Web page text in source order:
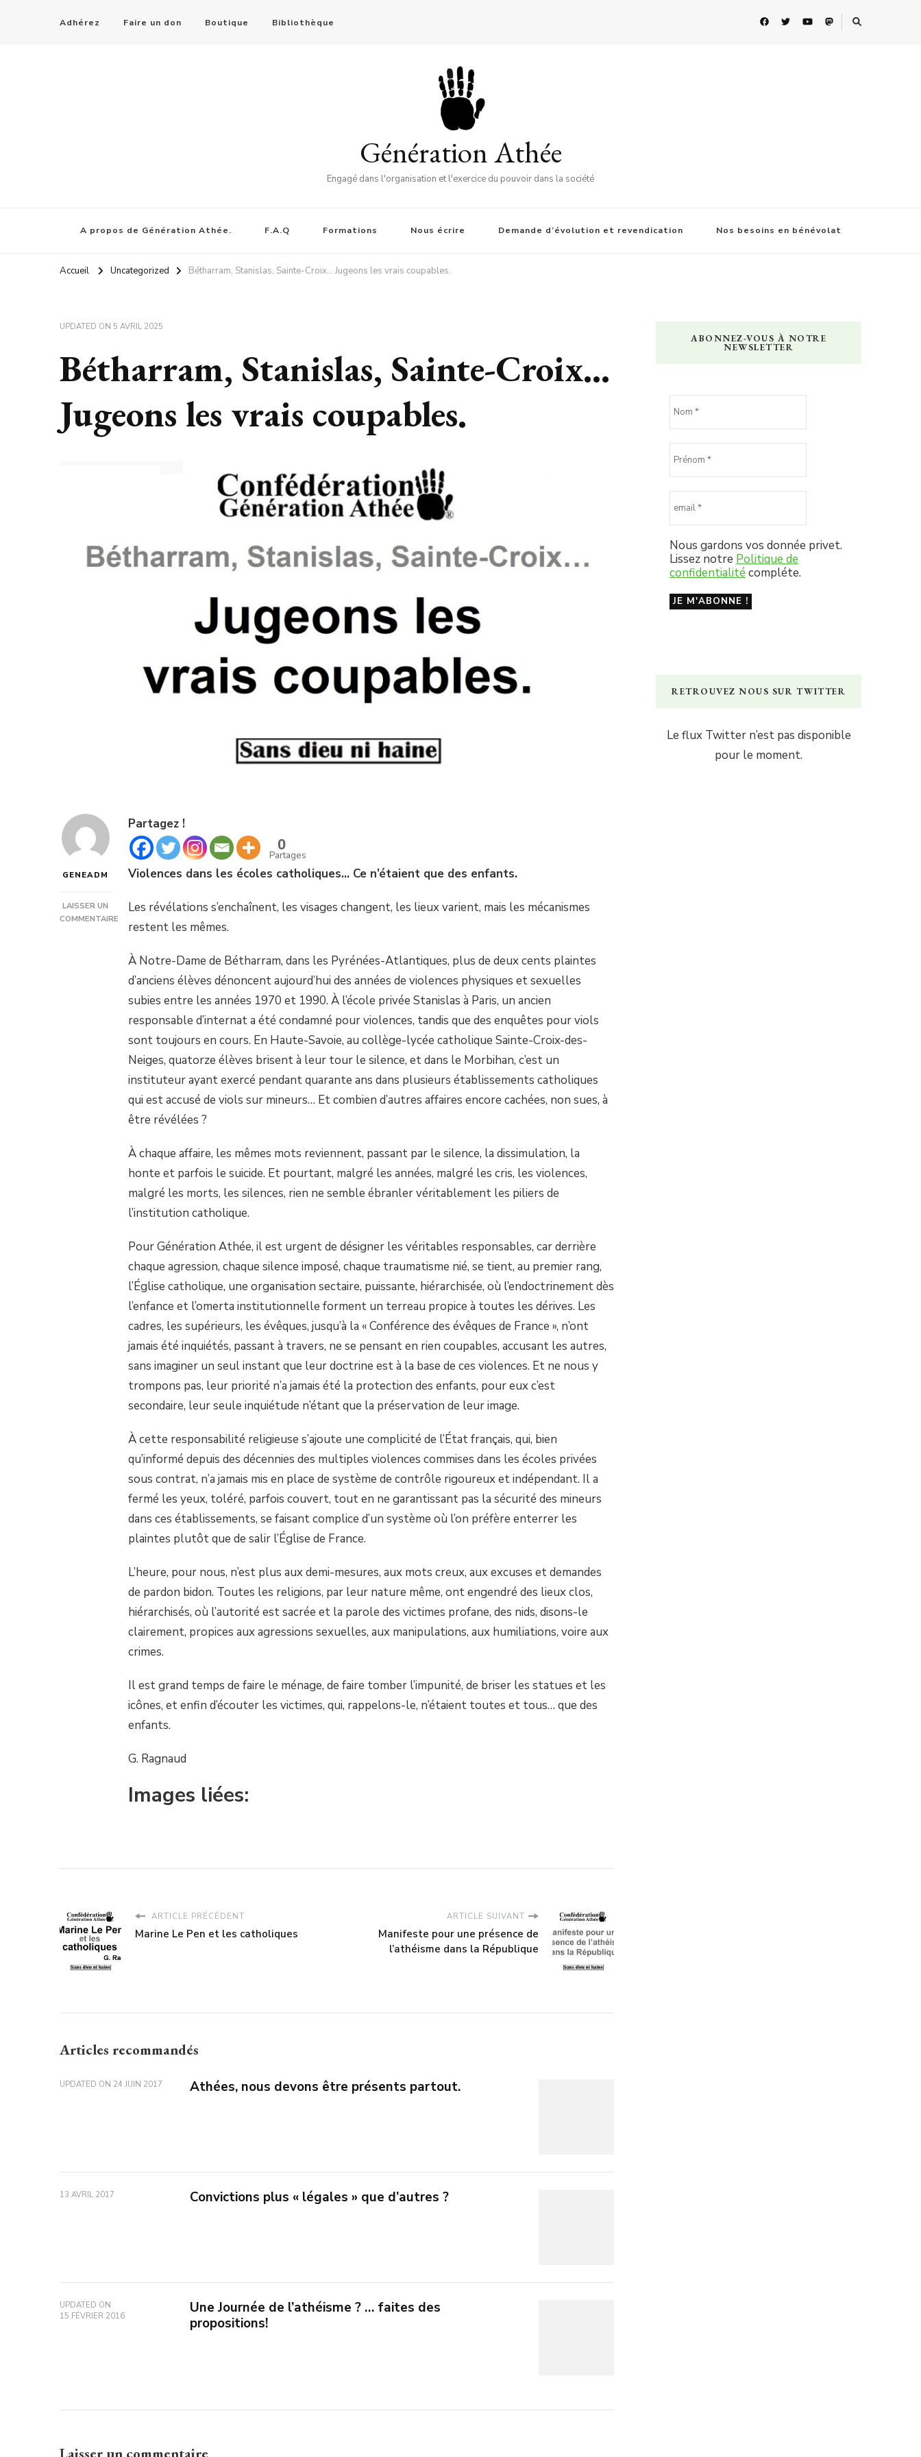
Adhérez Faire un don Boutique Bibliothèque
Génération Athée
Engagé dans l'organisation et l'exercice du pouvoir dans la société
A propos de Génération Athée. F.A.Q Formations Nous écrire Demande d’évolution et revendication Nos besoins en bénévolat
Accueil Uncategorized Bétharram, Stanislas, Sainte-Croix… Jugeons les vrais coupables.
UPDATED ON 5 AVRIL 2025
Bétharram, Stanislas, Sainte-Croix…
Jugeons les vrais coupables.
GENEADM
LAISSER UN
COMMENTAIRE
STANISLAS,
COUPABLES.
Partagez !
0
Partages
Violences dans les écoles catholiques… Ce n’étaient que des enfants.
Les révélations s’enchaînent, les visages changent, les lieux varient, mais les mécanismes
restent les mêmes.
À Notre-Dame de Bétharram, dans les Pyrénées-Atlantiques, plus de deux cents plaintes
d’anciens élèves dénoncent aujourd’hui des années de violences physiques et sexuelles
subies entre les années 1970 et 1990. À l’école privée Stanislas à Paris, un ancien
responsable d’internat a été condamné pour violences, tandis que des enquêtes pour viols
sont toujours en cours. En Haute-Savoie, au collège-lycée catholique Sainte-Croix-des-
Neiges, quatorze élèves brisent à leur tour le silence, et dans le Morbihan, c’est un
instituteur ayant exercé pendant quarante ans dans plusieurs établissements catholiques
qui est accusé de viols sur mineurs… Et combien d’autres affaires encore cachées, non sues, à
être révélées ?
À chaque affaire, les mêmes mots reviennent, passant par le silence, la dissimulation, la
honte et parfois le suicide. Et pourtant, malgré les années, malgré les cris, les violences,
malgré les morts, les silences, rien ne semble ébranler véritablement les piliers de
l’institution catholique.
Pour Génération Athée, il est urgent de désigner les véritables responsables, car derrière
chaque agression, chaque silence imposé, chaque traumatisme nié, se tient, au premier rang,
l’Église catholique, une organisation sectaire, puissante, hiérarchisée, où l’endoctrinement dès
l’enfance et l’omerta institutionnelle forment un terreau propice à toutes les dérives. Les
cadres, les supérieurs, les évêques, jusqu’à la « Conférence des évêques de France », n’ont
jamais été inquiétés, passant à travers, ne se pensant en rien coupables, accusant les autres,
sans imaginer un seul instant que leur doctrine est à la base de ces violences. Et ne nous y
trompons pas, leur priorité n’a jamais été la protection des enfants, pour eux c’est
secondaire, leur seule inquiétude n’étant que la préservation de leur image.
À cette responsabilité religieuse s’ajoute une complicité de l’État français, qui, bien
qu’informé depuis des décennies des multiples violences commises dans les écoles privées
sous contrat, n’a jamais mis en place de système de contrôle rigoureux et indépendant. Il a
fermé les yeux, toléré, parfois couvert, tout en ne garantissant pas la sécurité des mineurs
dans ces établissements, se faisant complice d’un système où l’on préfère enterrer les
plaintes plutôt que de salir l’Église de France.
L’heure, pour nous, n’est plus aux demi-mesures, aux mots creux, aux excuses et demandes
de pardon bidon. Toutes les religions, par leur nature même, ont engendré des lieux clos,
hiérarchisés, où l’autorité est sacrée et la parole des victimes profane, des nids, disons-le
clairement, propices aux agressions sexuelles, aux manipulations, aux humiliations, voire aux
crimes.
Il est grand temps de faire le ménage, de faire tomber l’impunité, de briser les statues et les
icônes, et enfin d’écouter les victimes, qui, rappelons-le, n’étaient toutes et tous… que des
enfants.
G. Ragnaud
Images liées:
ARTICLE PRÉCÉDENT
Marine Le Pen et les catholiques
ARTICLE SUIVANT
Manifeste pour une présence de
l’athéisme dans la République
Articles recommandés
UPDATED ON 24 JUIN 2017 Athées, nous devons être présents partout.
13 AVRIL 2017 Convictions plus « légales » que d’autres ?
UPDATED ON
15 FÉVRIER 2016
Une Journée de l’athéisme ? … faites des
propositions!
ABONNEZ-VOUS À NOTRE
NEWSLETTER
Nous gardons vos donnée privet.
Lissez notre Politique de
confidentialité compléte.
RETROUVEZ NOUS SUR TWITTER
Le flux Twitter n’est pas disponible
pour le moment.